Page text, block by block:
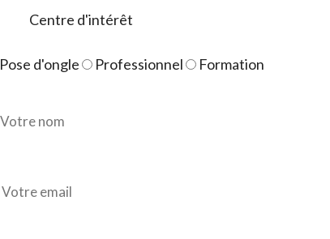
fuchsia
Centre d'intérêt
Pose d'ongle Professionnel Formation